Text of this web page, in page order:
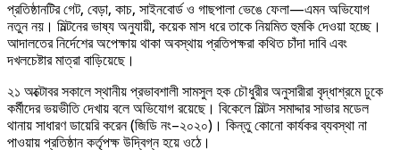
প্রতিষ্ঠানটির গেট, বেড়া, কাচ, সাইনবোর্ড ও গাছপালা ভেঙে ফেলা—এমন অভিযোগ
নতুন নয়। মিল্টনের ভাষ্য অনুযায়ী, কয়েক মাস ধরে তাকে নিয়মিত হুমকি দেওয়া হচ্ছে।
আদালতের নির্দেশের অপেক্ষায় থাকা অবস্থায় প্রতিপক্ষরা কথিত চাঁদা দাবি এবং
দখলচেষ্টার মাত্রা বাড়িয়েছে।
২১ অক্টোবর সকালে স্থানীয় প্রভাবশালী সামসুল হক চৌধুরীর অনুসারীরা বৃদ্ধাশ্রমে ঢুকে
কর্মীদের ভয়ভীতি দেখায় বলে অভিযোগ রয়েছে। বিকেলে মিল্টন সমাদ্দার সাভার মডেল
থানায় সাধারণ ডায়েরি করেন (জিডি নং–২০২০)। কিন্তু কোনো কার্যকর ব্যবস্থা না
পাওয়ায় প্রতিষ্ঠান কর্তৃপক্ষ উদ্বিগ্ন হয়ে ওঠে।